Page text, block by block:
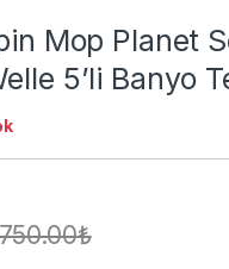
Mop Planet
5’li Banyo
₺